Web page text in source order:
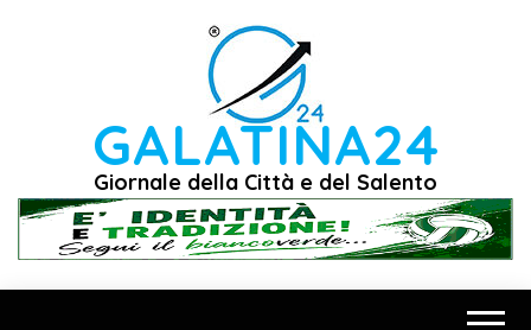
GALATINA24
Giornale della Città e del Salento